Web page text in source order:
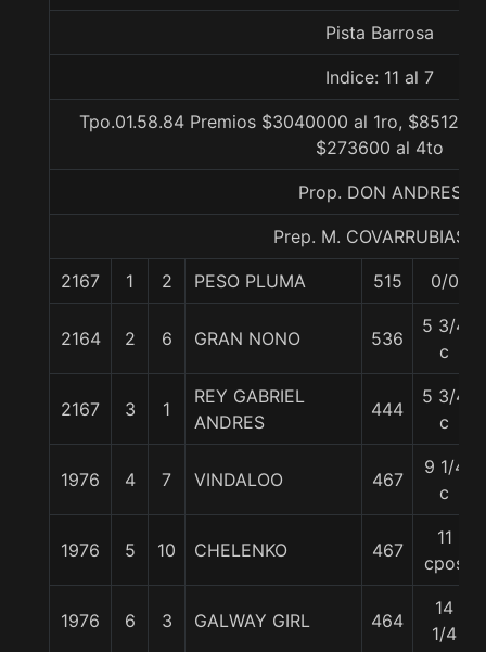
Pista Barrosa
Indice: 11 al 7
Tpo.01.58.84 Premios $3040000 al 1ro,
$273600 al 4to
Prop. DON ANDRES
Prep. M. COVARRUBIAS E.
2167 1 2 PESO PLUMA 515 0/0
2164 2 6 GRAN NONO 536
5 3/4
c
2167 3 1
REY GABRIEL
ANDRES
444
5 3/4
c
1976 4 7 VINDALOO 467
9 1/4
c
1976 5 10 CHELENKO 467
11
cpos
1976 6 3 GALWAY GIRL 464
14
1/4